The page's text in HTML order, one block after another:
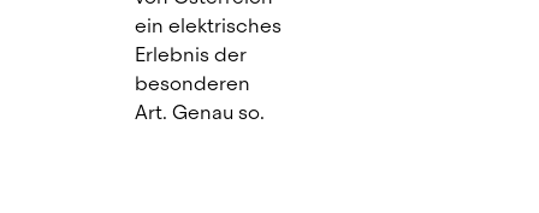
ein elektrisches
Erlebnis der
besonderen
Art. Genau so.